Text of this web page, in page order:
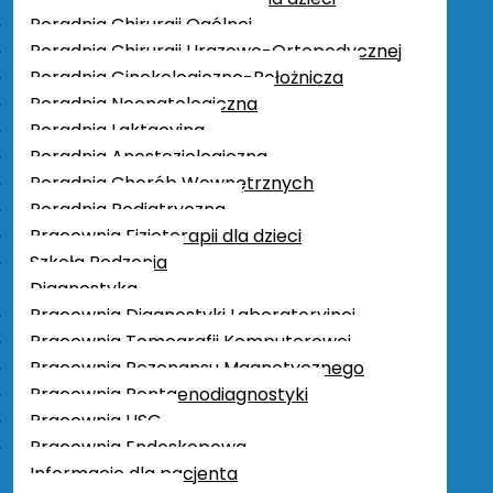
Poradnia Chirurgii Ogólnej
Poradnia Chirurgii Urazowo-Ortopedycznej
Poradnia Ginekologiczno-Położnicza
Poradnia Neonatologiczna
Poradnia Laktacyjna
Poradnia Anestezjologiczna
Poradnia Chorób Wewnętrznych
Poradnia Pediatryczna
Pracownia Fizjoterapii dla dzieci
Szkoła Rodzenia
Diagnostyka
Pracownia Diagnostyki Laboratoryjnej
Pracownia Tomografii Komputerowej
Pracownia Rezonansu Magnetycznego
Pracownia Rentgenodiagnostyki
Pracownia USG
Pracownia Endoskopowa
Informacje dla pacjenta
Informacje ogólne
Forma prawna
Podstawy prawne funkcjonowania
Regulamin organizacyjny
Organy Spółki
Przedmiot działalności
Majątek
Praca
Zamówienia publiczne
Podlegające ustawie Pzp
Nie podlegające ustawie Pzp
Deklaracja dostępności
Raport o stanie zapewnienia dostępności
podmiotu publicznego
Konkursy
Ogłoszenia
Procedura zgłoszeń naruszeń prawa –